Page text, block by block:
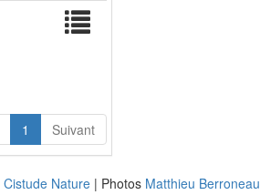
1 Suivant
Cistude Nature | Photos Matthieu Berroneau